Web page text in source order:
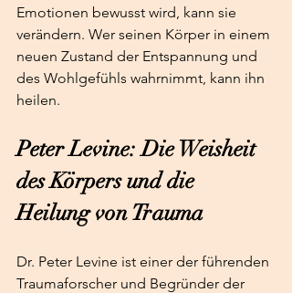
Emotionen bewusst wird, kann sie
verändern. Wer seinen Körper in einem
neuen Zustand der Entspannung und
des Wohlgefühls wahrnimmt, kann ihn
heilen.
Peter Levine: Die Weisheit
des Körpers und die
Heilung von Trauma
Dr. Peter Levine ist einer der führenden
Traumaforscher und Begründer der